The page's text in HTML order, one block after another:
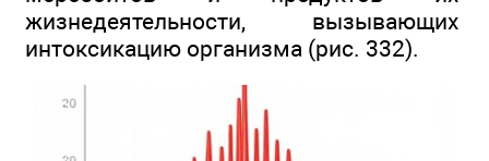
жизнедеятельности, вызывающих
интоксикацию организма (рис. 332).